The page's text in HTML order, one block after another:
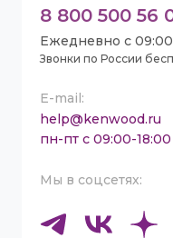
E-mail:
help@kenwood.ru
пн-пт с 09:00-
Мы в соцсетях:
8 800 500 56
Ежедневно с
Звонки по России